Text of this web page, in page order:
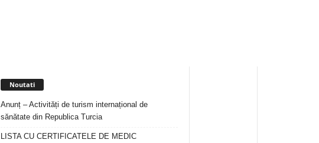
Noutati
Anunț – Activități de turism internațional de
sănătate din Republica Turcia
LISTA CU CERTIFICATELE DE MEDIC